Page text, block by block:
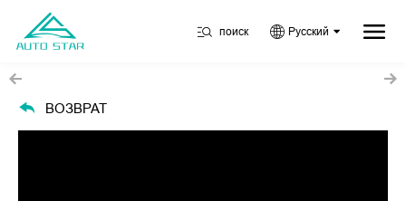
поиск Русский
ВОЗВРАТ